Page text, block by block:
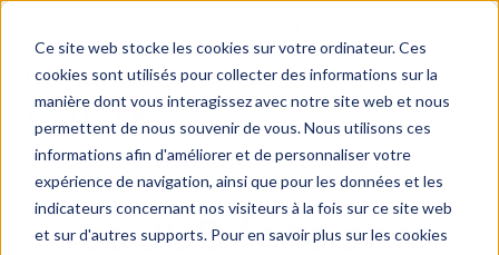
Ce site web stocke les cookies sur votre ordinateur. Ces
cookies sont utilisés pour collecter des informations sur la
manière dont vous interagissez avec notre site web et nous
permettent de nous souvenir de vous. Nous utilisons ces
informations afin d'améliorer et de personnaliser votre
expérience de navigation, ainsi que pour les données et les
indicateurs concernant nos visiteurs à la fois sur ce site web
et sur d'autres supports. Pour en savoir plus sur les cookies
La JUB fête son